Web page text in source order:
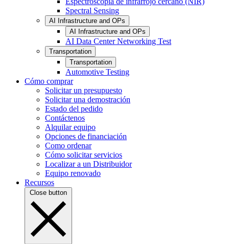
Spectral Sensing
AI Infrastructure and OPs
AI Infrastructure and OPs
AI Data Center Networking Test
Transportation
Transportation
Automotive Testing
Cómo comprar
Solicitar un presupuesto
Solicitar una demostración
Estado del pedido
Contáctenos
Alquilar equipo
Opciones de financiación
Como ordenar
Cómo solicitar servicios
Localizar a un Distribuidor
Equipo renovado
Recursos
Close button